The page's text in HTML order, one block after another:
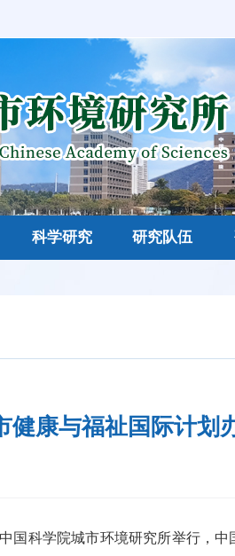
科学研究 研究队伍
健康与福祉国际计划
国科学院城市环境研究所举行，